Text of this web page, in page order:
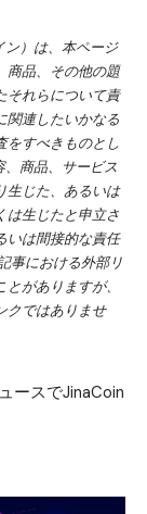
ン）は、本ページ
商品、その他の題
それらについて責
関連したいかなる
をすべきものとし
商品、サービス
生じた、あるいは
は生じたと申立さ
いは間接的な責任
事における外部リ
がありますが、
クではありませ
ースでJinaCoin